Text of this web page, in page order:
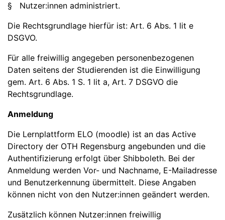
§ Nutzer:innen administriert.
Die Rechtsgrundlage hierfür ist: Art. 6 Abs. 1 lit e
DSGVO.
Für alle freiwillig angegeben personenbezogenen
Daten seitens der Studierenden ist die Einwilligung
gem. Art. 6 Abs. 1 S. 1 lit a, Art. 7 DSGVO die
Rechtsgrundlage.
Anmeldung
Die Lernplattform ELO (moodle) ist an das Active
Directory der OTH Regensburg angebunden und die
Authentifizierung erfolgt über Shibboleth. Bei der
Anmeldung werden Vor- und Nachname, E-Mailadresse
und Benutzerkennung übermittelt. Diese Angaben
können nicht von den Nutzer:innen geändert werden.
Zusätzlich können Nutzer:innen freiwillig